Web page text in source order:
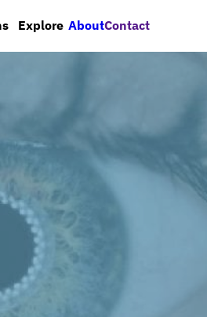
Explore AboutContact